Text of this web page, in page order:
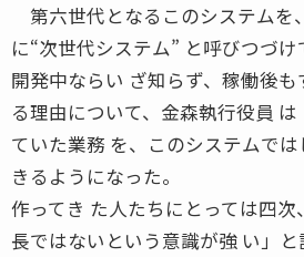
第六世代となるこのシステムを
に“次世代システム” と呼びつづけ
開発中ならい ざ知らず、稼働後
る理由について、金森執行役員
ていた業務 を、このシステムで
きるようになった。
作ってき た人たちにとっては四
長ではないという意識が強 い」と